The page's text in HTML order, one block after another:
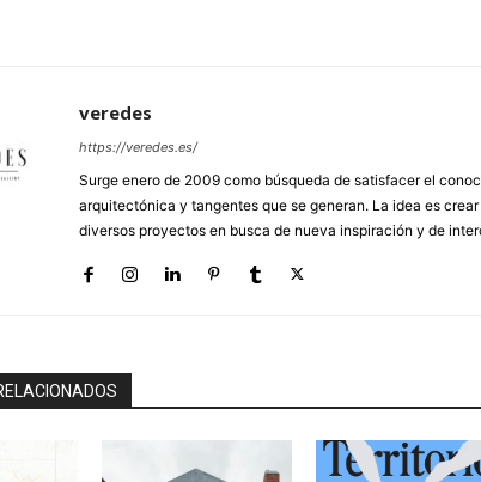
veredes
https://veredes.es/
Surge enero de 2009 como búsqueda de satisfacer el
arquitectónica y tangentes que se generan. La idea es
diversos proyectos en busca de nueva inspiración y de